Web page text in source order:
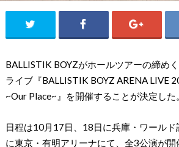
BALLISTIK BOYZがホールツアーの締め
ライブ『BALLISTIK BOYZ ARENA LIVE
~Our Place~』を開催することが決定した。
日程は10月17日、18日に兵庫・ワール
に東京・有明アリーナにて、全3公演が